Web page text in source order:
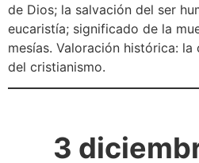
de Dios; la salvación del ser
eucaristía; significado de la
mesías. Valoración histórica:
del cristianismo.
3